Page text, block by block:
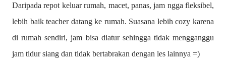
Daripada repot keluar rumah, macet, panas, jam ngga fleksibel,
lebih baik teacher datang ke rumah. Suasana lebih cozy karena
di rumah sendiri, jam bisa diatur sehingga tidak mengganggu
jam tidur siang dan tidak bertabrakan dengan les lainnya =)